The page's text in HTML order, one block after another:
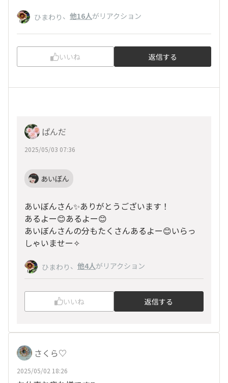
ひまわり 、 他16人がリアクション
いいね 返信する
ぱんだ
2025/05/03 07:36
あいぼん
あいぼんさん✨ありがとうございます！
あるよー😊あるよー😊
あいぼんさんの分もたくさんあるよー😊いらっ
しゃいませー✧
ひまわり 、 他4人がリアクション
いいね 返信する
さくら♡
2025/05/02 18:26